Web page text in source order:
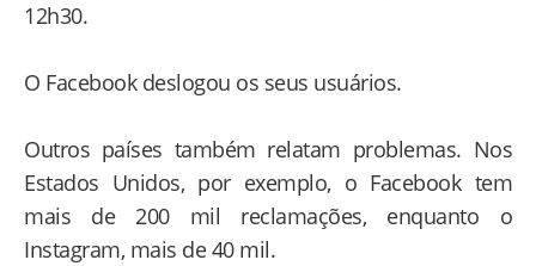
12h30.
O Facebook deslogou os seus usuários.
Outros países também relatam problemas. Nos
Estados Unidos, por exemplo, o Facebook tem
mais de 200 mil reclamações, enquanto o
Instagram, mais de 40 mil.